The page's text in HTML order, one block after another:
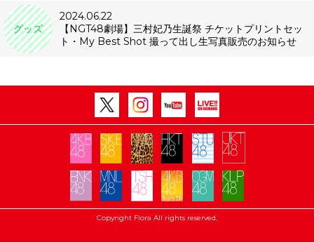
グッズ
2024.06.22
【NGT48劇場】三村妃乃生誕祭 チケットプリントセッ
ト・My Best Shot 撮って出し生写真販売のお知らせ
Copyright Flora All rights reserved.